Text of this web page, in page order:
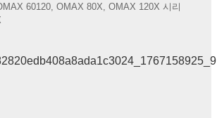
60120, OMAX 80X, OMAX 120X 시리